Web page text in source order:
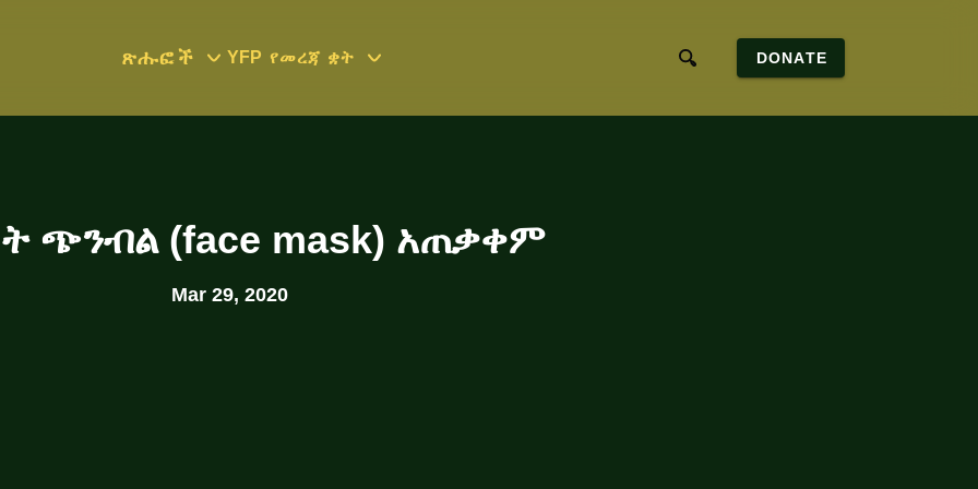
ጽሑፎች YFP የመረጃ ቋት DONATE
ጭንብል (face mask) አጠቃቀም
Mar 29, 2020